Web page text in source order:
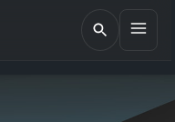
EUROMIX
אתר הבית של